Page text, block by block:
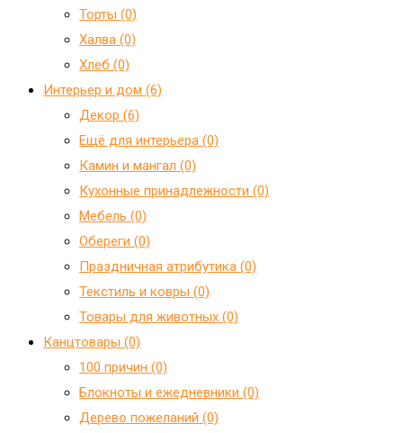
Торты (0)
Халва (0)
Хлеб (0)
Интерьер и дом (6)
Декор (6)
Ещё для интерьера (0)
Камин и мангал (0)
Кухонные принадлежности (0)
Мебель (0)
Обереги (0)
Праздничная атрибутика (0)
Текстиль и ковры (0)
Товары для животных (0)
Канцтовары (0)
100 причин (0)
Блокноты и ежедневники (0)
Дерево пожеланий (0)